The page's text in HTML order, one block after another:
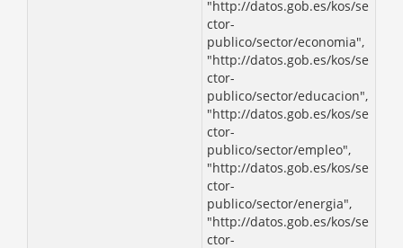
"http://datos.gob.es/kos/se
ctor-
publico/sector/economia",
"http://datos.gob.es/kos/se
ctor-
publico/sector/educacion",
"http://datos.gob.es/kos/se
ctor-
publico/sector/empleo",
"http://datos.gob.es/kos/se
ctor-
publico/sector/energia",
"http://datos.gob.es/kos/se
ctor-